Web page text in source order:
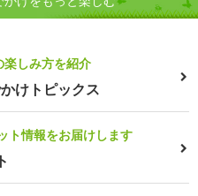
楽しみ方を紹介
けトピックス
ト情報をお届けします